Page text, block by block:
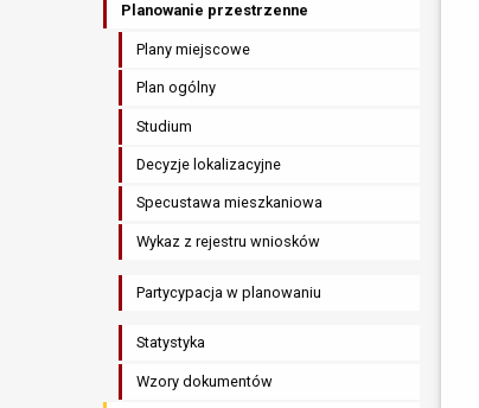
Planowanie przestrzenne
Plany miejscowe
Plan ogólny
Studium
Decyzje lokalizacyjne
Specustawa mieszkaniowa
Wykaz z rejestru wniosków
Partycypacja w planowaniu
Statystyka
Wzory dokumentów